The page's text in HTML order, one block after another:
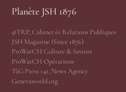
Planète JSH 1876
@TRP, Cabinet ès Relations Publiques
JSH Magazine (Since 1876)
ProWatCH Culture & Savoirs
ProWatCH Opérations
TàG Press +41, News Agency
Genevaworld.org